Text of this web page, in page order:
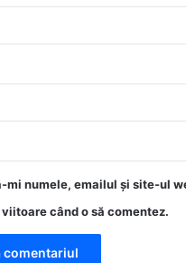
mi numele, emailul și site-ul
când o să comentez.